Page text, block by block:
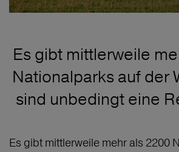
Es gibt mittlerweile
Nationalparks auf der
sind unbedingt eine
Es gibt mittlerweile mehr als 2200